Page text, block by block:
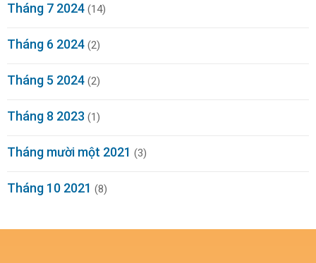
Tháng 7 2024 (14)
Tháng 6 2024 (2)
Tháng 5 2024 (2)
Tháng 8 2023 (1)
Tháng mười một 2021 (3)
Tháng 10 2021 (8)